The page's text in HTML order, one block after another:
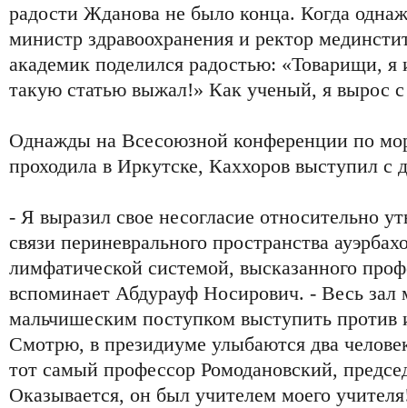
радости Жданова не было конца. Когда
министр здравоохранения и ректор
академик поделился радостью: «Товарищи, я
такую статью выжал!» Как ученый, я вырос
Однажды на Всесоюзной конференции по
проходила в Иркутске, Каххоров выступил с
- Я выразил свое несогласие относительно
связи периневрального пространства
лимфатической системой, высказанного
вспоминает Абдурауф Носирович. - Весь зал
мальчишеским поступком выступить против
Смотрю, в президиуме улыбаются два
тот самый профессор Ромодановский,
Оказывается, он был учителем моего